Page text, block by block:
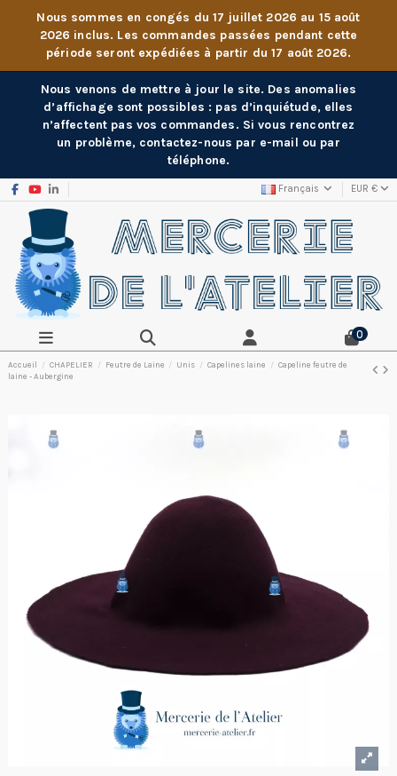
Nous sommes en congés du 17 juillet 2026 au 15 août
2026 inclus. Les commandes passées pendant cette
période seront expédiées à partir du 17 août 2026.
Nous venons de mettre à jour le site. Des anomalies
d’affichage sont possibles : pas d’inquiétude, elles
n’affectent pas vos commandes. Si vous rencontrez
un problème, contactez-nous par e-mail ou par
téléphone.
Français EUR €
0
Accueil CHAPELIER Feutre de Laine Unis Capelines laine
Capeline feutre de
laine - Aubergine